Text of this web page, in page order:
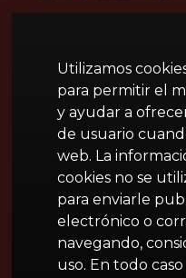
Utilizamos
para permitir el
y ayudar a
de usuario
web. La
cookies no se
para enviarle
electrónico o
navegando,
uso. En todo